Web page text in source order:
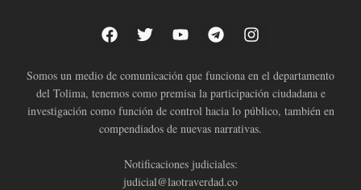
Somos un medio de comunicación que funciona en el departamento
del Tolima, tenemos como premisa la participación ciudadana e
investigación como función de control hacia lo público, también en
compendiados de nuevas narrativas.
Notificaciones judiciales:
judicial@laotraverdad.co